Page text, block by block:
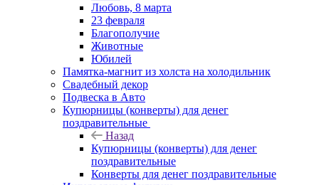
Любовь, 8 марта
23 февраля
Благополучие
Животные
Юбилей
Памятка-магнит из холста на холодильник
Свадебный декор
Подвеска в Авто
Купюрницы (конверты) для денег
поздравительные
Назад
Купюрницы (конверты) для денег
поздравительные
Конверты для денег поздравительные